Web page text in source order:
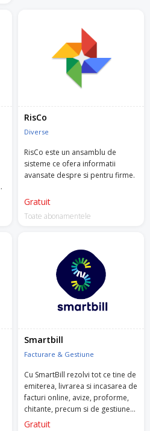
RisCo
Diverse
RisCo este un ansamblu de
sisteme ce ofera informatii
avansate despre si pentru firme.
Gratuit
Toate abonamentele
Smartbill
Facturare & Gestiune
Cu SmartBill rezolvi tot ce tine de
emiterea, livrarea si incasarea de
facturi online, avize, proforme,
chitante, precum si de gestiunea
stocurilor, nir, fise, bonuri,
Gratuit